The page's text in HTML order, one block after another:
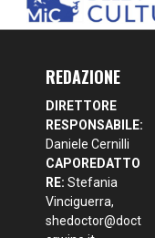
REDAZIONE
DIRETTORE
RESPONSABILE:
Daniele Cernilli
CAPOREDATTO
RE: Stefania
Vinciguerra,
shedoctor@doct